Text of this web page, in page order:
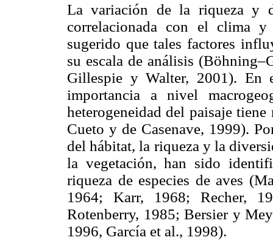
La variación de la riqueza y
correlacionada con el clima
sugerido que tales factores
su escala de análisis
Gillespie y Walter, 2001). En
importancia a nivel
heterogeneidad del paisaje
Cueto y de Casenave, 1999).
del hábitat, la riqueza y la
la vegetación, han sido
riqueza de especies de aves
1964; Karr, 1968; Recher,
Rotenberry, 1985; Bersier y
1996, García et al., 1998).